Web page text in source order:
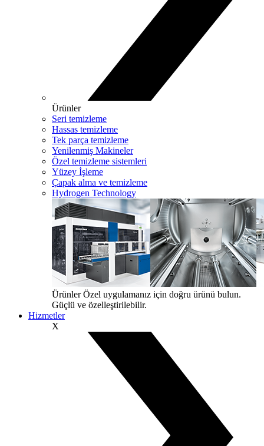
Ürünler
Seri temizleme
Hassas temizleme
Tek parça temizleme
Yenilenmiş Makineler
Özel temizleme sistemleri
Yüzey İşleme
Çapak alma ve temizleme
Hydrogen Technology
ÜrünlerÖzel uygulamanız için doğru ürünü bulun.
Güçlü ve özelleştirilebilir.
Hizmetler
X